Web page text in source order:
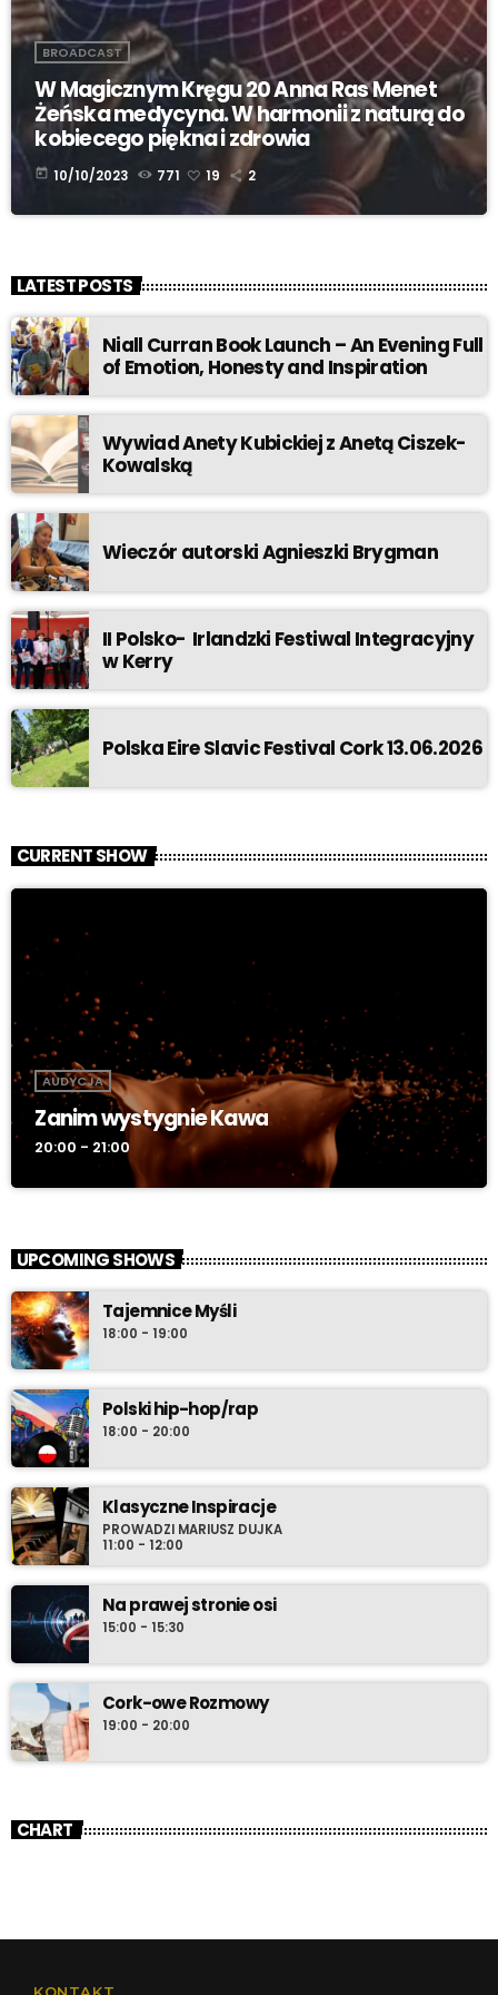
BROADCAST
W Magicznym Kręgu 20 Anna Ras Menet
Żeńska medycyna. W harmonii z naturą do
kobiecego piękna i zdrowia
today 10/10/2023 771 19 2
LATEST POSTS
Niall Curran Book Launch – An Evening Full
of Emotion, Honesty and Inspiration
Wywiad Anety Kubickiej z Anetą Ciszek-
Kowalską
Wieczór autorski Agnieszki Brygman
II Polsko- Irlandzki Festiwal Integracyjny
w Kerry
Polska Eire Slavic Festival Cork 13.06.2026
CURRENT SHOW
AUDYCJA
Zanim wystygnie Kawa
20:00 - 21:00
UPCOMING SHOWS
Tajemnice Myśli
18:00 - 19:00
Polski hip-hop/rap
18:00 - 20:00
Klasyczne Inspiracje
PROWADZI MARIUSZ DUJKA
11:00 - 12:00
Na prawej stronie osi
15:00 - 15:30
Cork-owe Rozmowy
19:00 - 20:00
CHART